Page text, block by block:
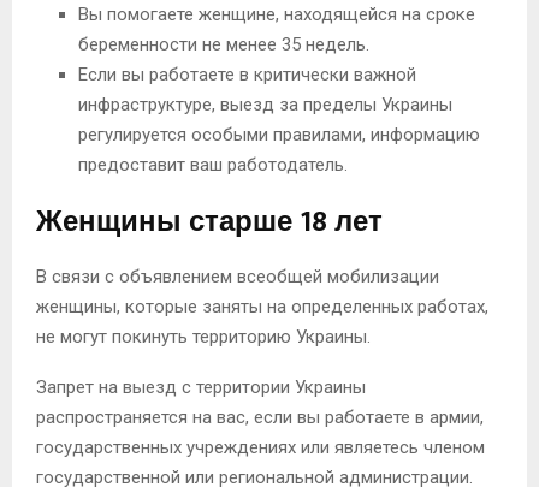
Вы помогаете женщине, находящейся на сроке
беременности не менее 35 недель.
Если вы работаете в критически важной
инфраструктуре, выезд за пределы Украины
регулируется особыми правилами, информацию
предоставит ваш работодатель.
Женщины старше 18 лет
В связи с объявлением всеобщей мобилизации
женщины, которые заняты на определенных работах,
не могут покинуть территорию Украины.
Запрет на выезд с территории Украины
распространяется на вас, если вы работаете в армии,
государственных учреждениях или являетесь членом
государственной или региональной администрации.